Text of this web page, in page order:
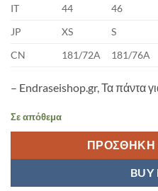
IT
44 46
JP
XS S
CN
181/72A 181/76A
– Endraseishop.gr, Τα πάντα
Σε απόθεμα
ΠΡΟΣΘΉΚΗ
BUY